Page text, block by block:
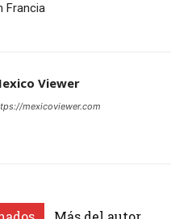
Francia
Viewer
mexicoviewer.com